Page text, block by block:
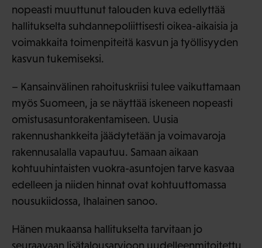
nopeasti muuttunut talouden kuva edellyttää
hallitukselta suhdannepoliittisesti oikea-aikaisia ja
voimakkaita toimenpiteitä kasvun ja työllisyyden
kasvun tukemiseksi.
– Kansainvälinen rahoituskriisi tulee vaikuttamaan
myös Suomeen, ja se näyttää iskeneen nopeasti
omistusasuntorakentamiseen. Uusia
rakennushankkeita jäädytetään ja voimavaroja
rakennusalalla vapautuu. Samaan aikaan
kohtuuhintaisten vuokra-asuntojen tarve kasvaa
edelleen ja niiden hinnat ovat kohtuuttomassa
nousukiidossa, Ihalainen sanoo.
Hänen mukaansa hallitukselta tarvitaan jo
seuraavaan lisätalousarvioon uudelleenmitoitettu